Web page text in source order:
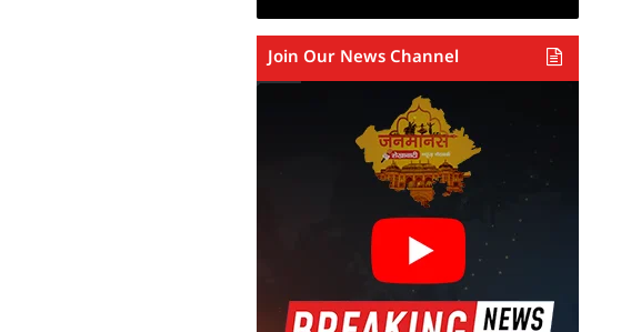
Join Our News Channel